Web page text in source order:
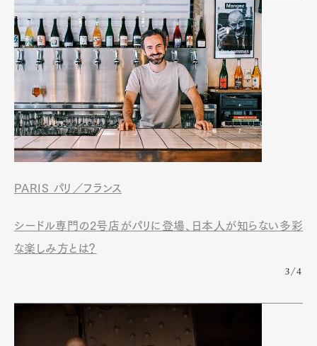
PARIS パリ／フランス
シードル専門の2号店がパリに登場、日本人が知らない多彩
な楽しみ方とは？
3/4